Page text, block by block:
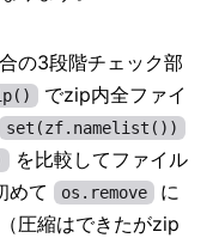
の3段階チェック部
でzip内全ファイ
set(zf.namelist())
を比較してファイル
めて
os.remove
に
（圧縮はできたがzip